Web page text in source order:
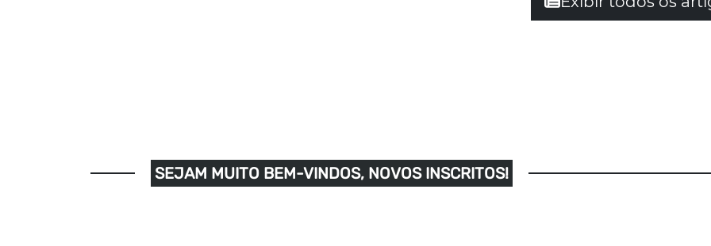
SEJAM MUITO BEM-VINDOS, NOVOS INSCRITOS!